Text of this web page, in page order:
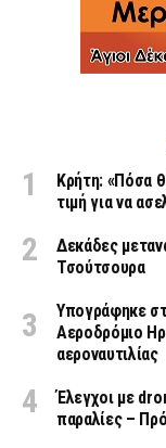
Κρήτη: «Πόσα
τιμή για να
Δεκάδες
Τσούτσουρα
Υπογράφηκε
Αεροδρόμιο
αεροναυτιλίας
Έλεγχοι με
παραλίες –